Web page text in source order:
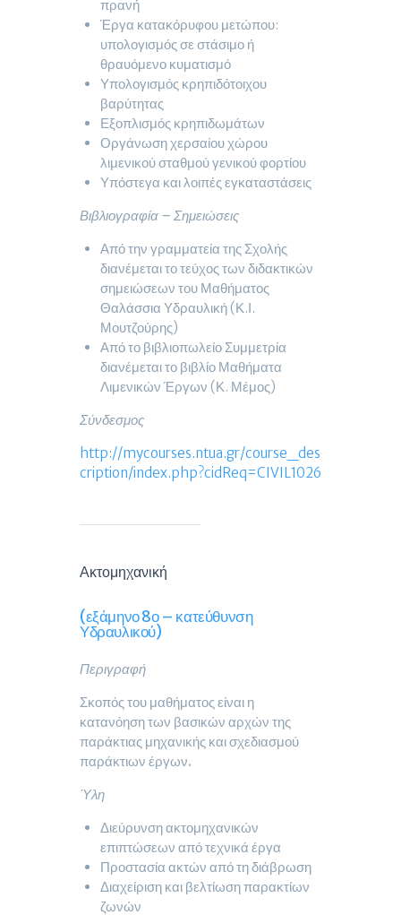
πρανή
Έργα κατακόρυφου μετώπου:
υπολογισμός σε στάσιμο ή
θραυόμενο κυματισμό
Υπολογισμός κρηπιδότοιχου
βαρύτητας
Εξοπλισμός κρηπιδωμάτων
Οργάνωση χερσαίου χώρου
λιμενικού σταθμού γενικού φορτίου
Υπόστεγα και λοιπές εγκαταστάσεις
Βιβλιογραφία – Σημειώσεις
Από την γραμματεία της Σχολής
διανέμεται το τεύχος των διδακτικών
σημειώσεων του Μαθήματος
Θαλάσσια Υδραυλική (Κ.Ι.
Μουτζούρης)
Από το βιβλιοπωλείο Συμμετρία
διανέμεται το βιβλίο Μαθήματα
Λιμενικών Έργων (Κ. Μέμος)
Σύνδεσμος
http://mycourses.ntua.gr/course_des
cription/index.php?cidReq=CIVIL1026
Ακτομηχανική
(εξάμηνο 8ο – κατεύθυνση
Υδραυλικού)
Περιγραφή
Σκοπός του μαθήματος είναι η
κατανόηση των βασικών αρχών της
παράκτιας μηχανικής και σχεδιασμού
παράκτιων έργων.
Ύλη
Διεύρυνση ακτομηχανικών
επιπτώσεων από τεχνικά έργα
Προστασία ακτών από τη διάβρωση
Διαχείριση και βελτίωση παρακτίων
ζωνών